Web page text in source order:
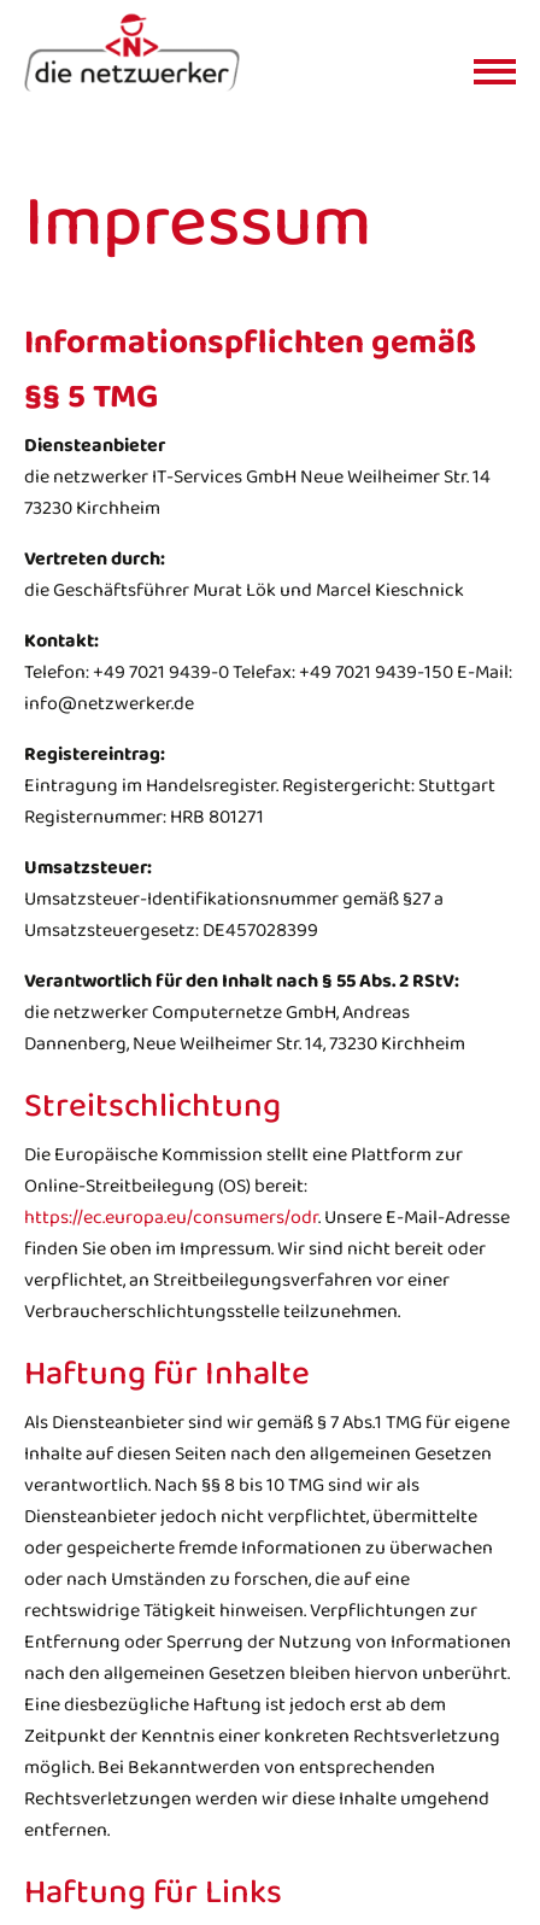
Impressum
Informationspflichten gemäß
§§ 5 TMG
Diensteanbieter
die netzwerker IT-Services GmbH Neue Weilheimer Str. 14
73230 Kirchheim
Vertreten durch:
die Geschäftsführer Murat Lök und Marcel Kieschnick
Kontakt:
Telefon: +49 7021 9439-0 Telefax: +49 7021 9439-150 E-Mail:
info@netzwerker.de
Registereintrag:
Eintragung im Handelsregister. Registergericht: Stuttgart
Registernummer: HRB 801271
Umsatzsteuer:
Umsatzsteuer-Identifikationsnummer gemäß §27 a
Umsatzsteuergesetz: DE457028399
Verantwortlich für den Inhalt nach § 55 Abs. 2 RStV:
die netzwerker Computernetze GmbH, Andreas
Dannenberg, Neue Weilheimer Str. 14, 73230 Kirchheim
Streitschlichtung
Die Europäische Kommission stellt eine Plattform zur
Online-Streitbeilegung (OS) bereit:
https://ec.europa.eu/consumers/odr. Unsere E-Mail-Adresse
finden Sie oben im Impressum. Wir sind nicht bereit oder
verpflichtet, an Streitbeilegungsverfahren vor einer
Verbraucherschlichtungsstelle teilzunehmen.
Haftung für Inhalte
Als Diensteanbieter sind wir gemäß § 7 Abs.1 TMG für eigene
Inhalte auf diesen Seiten nach den allgemeinen Gesetzen
verantwortlich. Nach §§ 8 bis 10 TMG sind wir als
Diensteanbieter jedoch nicht verpflichtet, übermittelte
oder gespeicherte fremde Informationen zu überwachen
oder nach Umständen zu forschen, die auf eine
rechtswidrige Tätigkeit hinweisen. Verpflichtungen zur
Entfernung oder Sperrung der Nutzung von Informationen
nach den allgemeinen Gesetzen bleiben hiervon unberührt.
Eine diesbezügliche Haftung ist jedoch erst ab dem
Zeitpunkt der Kenntnis einer konkreten Rechtsverletzung
möglich. Bei Bekanntwerden von entsprechenden
Rechtsverletzungen werden wir diese Inhalte umgehend
entfernen.
Haftung für Links